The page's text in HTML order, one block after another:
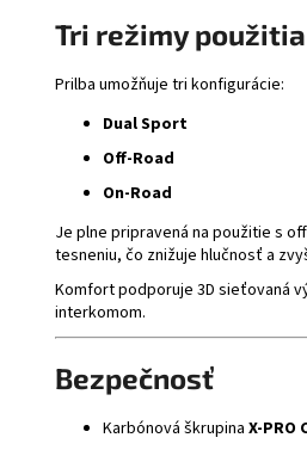
Tri režimy použitia
Prilba umožňuje tri konfigurácie:
Dual Sport
Off-Road
On-Road
Je plne pripravená na použitie s
tesneniu, čo znižuje hlučnosť a
Komfort podporuje 3D sieťovaná
interkomom.
Bezpečnosť
Karbónová škrupina X-PRO